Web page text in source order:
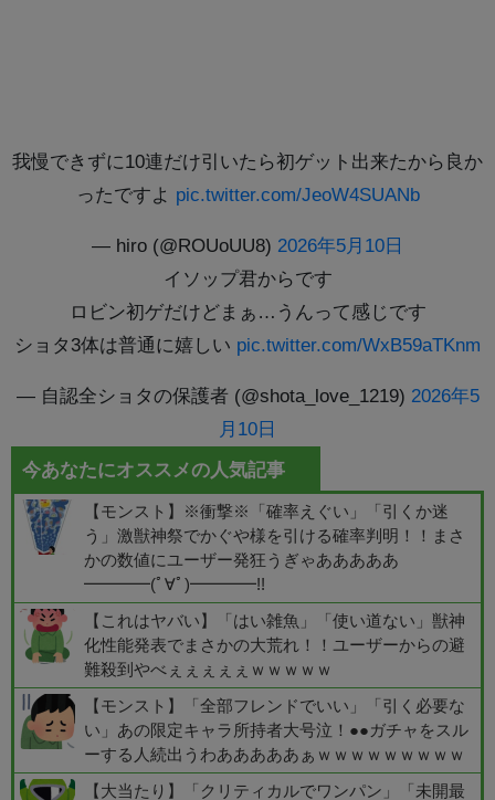
我慢できずに10連だけ引いたら初ゲット出来たから良か
ったですよ pic.twitter.com/JeoW4SUANb
— hiro (@ROUoUU8) 2026年5月10日
イソップ君からです
ロビン初ゲだけどまぁ…うんって感じです
ショタ3体は普通に嬉しい pic.twitter.com/WxB59aTKnm
— 自認全ショタの保護者 (@shota_love_1219) 2026年5
月10日
今あなたにオススメの人気記事
【モンスト】※衝撃※「確率えぐい」「引くか迷
う」激獣神祭でかぐや様を引ける確率判明！！まさ
かの数値にユーザー発狂うぎゃあああああ
━━━━(ﾟ∀ﾟ)━━━━!!
【これはヤバい】「はい雑魚」「使い道ない」獣神
化性能発表でまさかの大荒れ！！ユーザーからの避
難殺到やべぇぇぇぇぇｗｗｗｗｗ
【モンスト】「全部フレンドでいい」「引く必要な
い」あの限定キャラ所持者大号泣！●●ガチャをスル
ーする人続出うわあああああぁｗｗｗｗｗｗｗｗｗ
【大当たり】「クリティカルでワンパン」「未開最